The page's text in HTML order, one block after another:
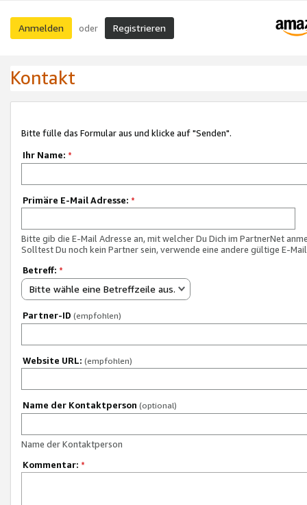
Anmelden oder Registrieren
Kontakt
Bitte fülle das Formular aus und klicke auf "Senden".
Ihr Name: *
Primäre E-Mail Adresse: *
Bitte gib die E-Mail Adresse an, mit welcher Du Dich im PartnerNet
Solltest Du noch kein Partner sein, verwende eine andere gültige E-
Betreff: *
Bitte wähle eine Betreffzeile aus.
Partner-ID (empfohlen)
Website URL: (empfohlen)
Name der Kontaktperson (optional)
Name der Kontaktperson
Kommentar: *